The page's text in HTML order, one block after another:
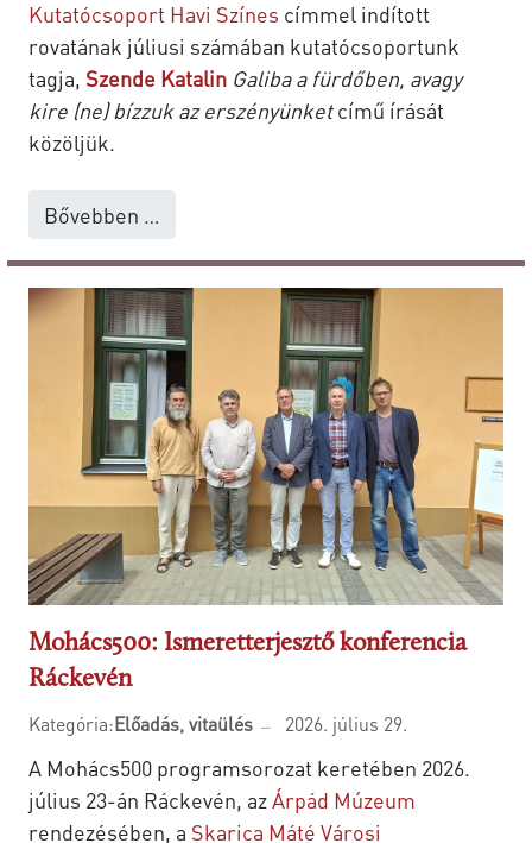
Kutatócsoport Havi Színes címmel indított
rovatának júliusi számában kutatócsoportunk
tagja, Szende Katalin Galiba a fürdőben, avagy
kire (ne) bízzuk az erszényünketcímű írását
közöljük.
Bővebben …
Mohács500: Ismeretterjesztő konferencia
Ráckevén
Kategória:Előadás, vitaülés 2026. július 29.
A Mohács500 programsorozat keretében 2026.
július 23-án Ráckevén, azÁrpád Múzeum
rendezésében, a Skarica Máté Városi